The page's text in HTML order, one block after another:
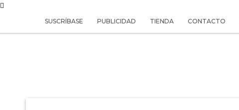
SUSCRÍBASE PUBLICIDAD TIENDA CONTACTO